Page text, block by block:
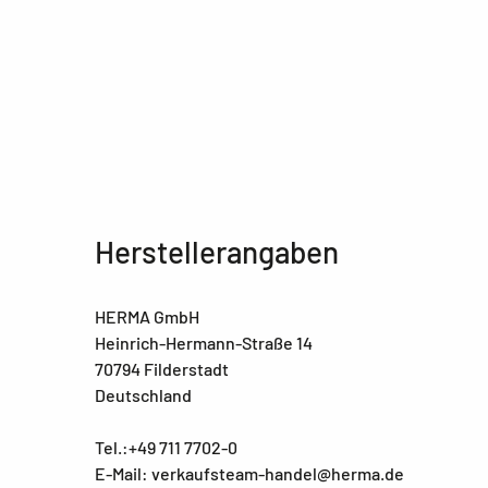
Herstellerangaben
HERMA GmbH
Heinrich-Hermann-Straße 14
70794 Filderstadt
Deutschland
Tel.:+49 711 7702-0
E-Mail: verkaufsteam-handel@herma.de